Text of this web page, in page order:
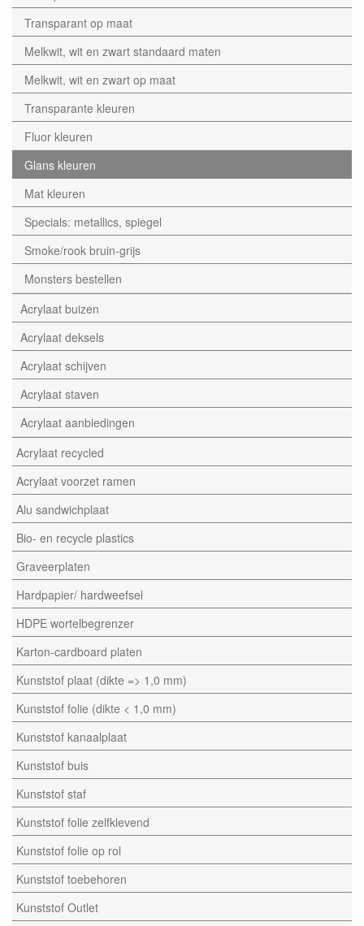
Transparant op maat
Melkwit, wit en zwart standaard maten
Melkwit, wit en zwart op maat
Transparante kleuren
Fluor kleuren
Glans kleuren
Mat kleuren
Specials: metallics, spiegel
Smoke/rook bruin-grijs
Monsters bestellen
Acrylaat buizen
Acrylaat deksels
Acrylaat schijven
Acrylaat staven
Acrylaat aanbiedingen
Acrylaat recycled
Acrylaat voorzet ramen
Alu sandwichplaat
Bio- en recycle plastics
Graveerplaten
Hardpapier/ hardweefsel
HDPE wortelbegrenzer
Karton-cardboard platen
Kunststof plaat (dikte => 1,0 mm)
Kunststof folie (dikte < 1,0 mm)
Kunststof kanaalplaat
Kunststof buis
Kunststof staf
Kunststof folie zelfklevend
Kunststof folie op rol
Kunststof toebehoren
Kunststof Outlet